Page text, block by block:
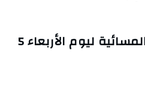
تونس الآن/ النشرة المسائية ليوم الأربعاء 5